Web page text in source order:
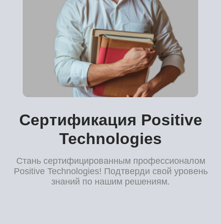
Сертификация Positive
Technologies
Стань сертифицированным профессионалом
Positive Technologies! Подтверди свой уровень
знаний по нашим решениям.